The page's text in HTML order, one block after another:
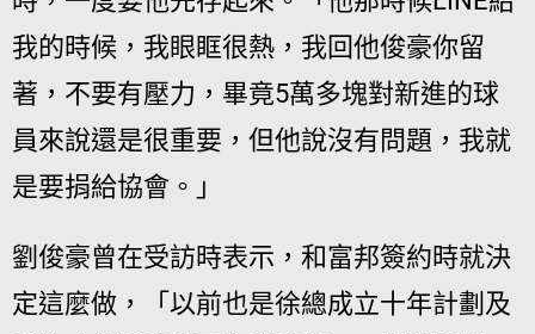
我的時候，我眼眶很熱，我回他俊豪你留
著，不要有壓力，畢竟5萬多塊對新進的球
員來說還是很重要，但他說沒有問題，我就
是要捐給協會。」
劉俊豪曾在受訪時表示，和富邦簽約時就決
定這麼做，「以前也是徐總成立十年計劃及